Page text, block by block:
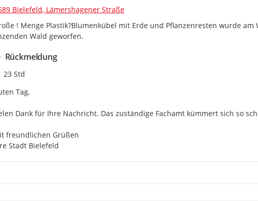
Bielefeld, Lämershagener Straße
! Menge Plastik?Blumenkübel mit Erde und Pflanzenresten wurde
Wald geworfen.
Rückmeldung
Zeitpunkt des Erstellens
23 Std
Tag,
Dank für Ihre Nachricht. Das zuständige Fachamt kümmert sich so
freundlichen Grüßen
Stadt Bielefeld